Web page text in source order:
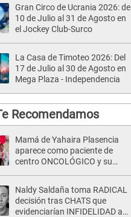
Gran Circo de Ucrania 2026: del
10 de Julio al 31 de Agosto en
el Jockey Club-Surco
La Casa de Timoteo 2026: Del
17 de Julio al 30 de Agosto en
Mega Plaza - Independencia
Recomendamos
Mamá de Yahaira Plasencia
aparece como paciente de
centro ONCOLÓGICO y su
Naldy Saldaña toma RADICAL
decisión tras CHATS que
evidenciarían INFIDELIDAD a